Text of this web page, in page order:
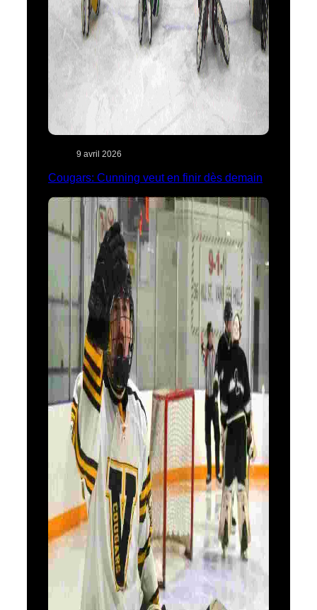
9 avril 2026
Cougars: Cunning veut en finir dès demain